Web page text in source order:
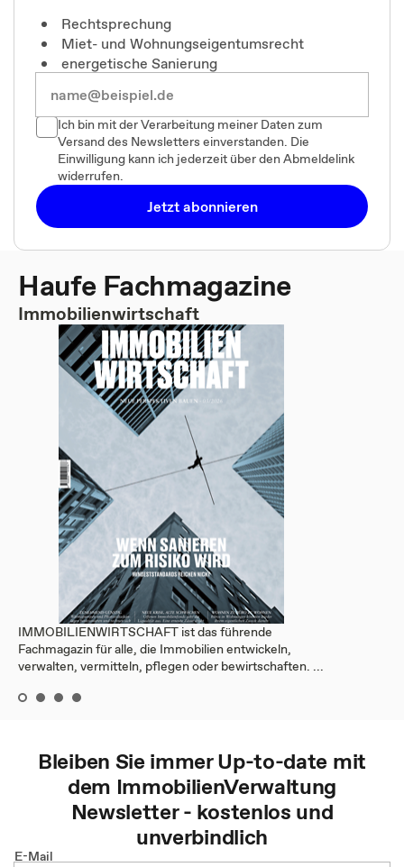
Rechtsprechung
Miet- und Wohnungseigentumsrecht
energetische Sanierung
Ich bin mit der Verarbeitung meiner Daten zum
Versand des Newsletters einverstanden. Die
Einwilligung kann ich jederzeit über den Abmeldelink
widerrufen.
Jetzt abonnieren
Haufe Fachmagazine
Immobilienwirtschaft
IMMOBILIENWIRTSCHAFT ist das führende
Fachmagazin für alle, die Immobilien entwickeln,
verwalten, vermitteln, pflegen oder bewirtschaften. ...
Bleiben Sie immer Up-to-date mit
dem ImmobilienVerwaltung
Newsletter - kostenlos und
unverbindlich
E-Mail